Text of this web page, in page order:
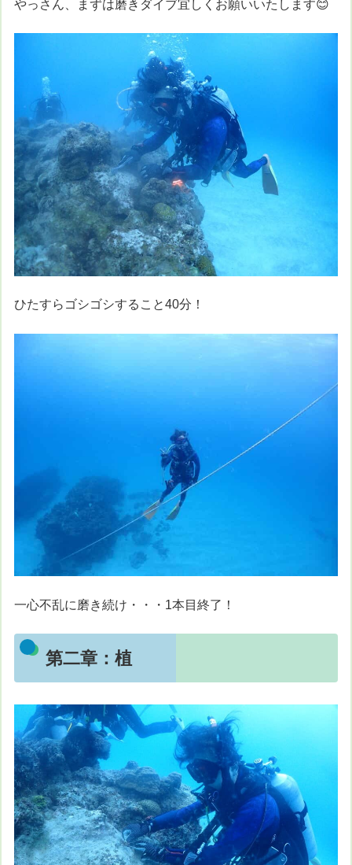
やっさん、まずは磨きダイブ宜しくお願いいたします😊
ひたすらゴシゴシすること40分！
一心不乱に磨き続け・・・1本目終了！
第二章：植